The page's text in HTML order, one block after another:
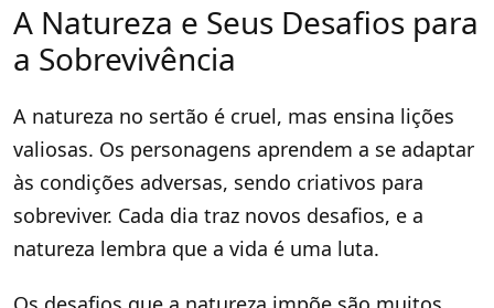
A Natureza e Seus Desafios para
a Sobrevivência
A natureza no sertão é cruel, mas ensina lições
valiosas. Os personagens aprendem a se adaptar
às condições adversas, sendo criativos para
sobreviver. Cada dia traz novos desafios, e a
natureza lembra que a vida é uma luta.